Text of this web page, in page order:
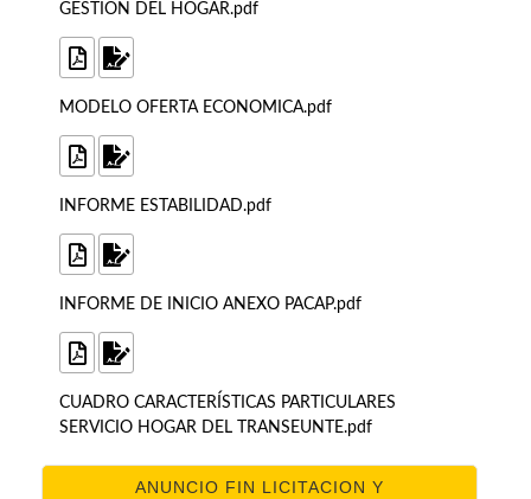
GESTION DEL HOGAR.pdf
MODELO OFERTA ECONOMICA.pdf
INFORME ESTABILIDAD.pdf
INFORME DE INICIO ANEXO PACAP.pdf
CUADRO CARACTERÍSTICAS PARTICULARES
SERVICIO HOGAR DEL TRANSEUNTE.pdf
ANUNCIO FIN LICITACION Y